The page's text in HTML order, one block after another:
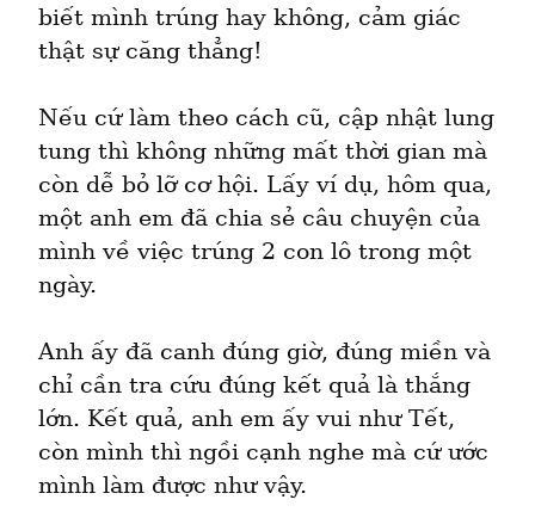
biết mình trúng hay không, cảm giác
thật sự căng thẳng!
Nếu cứ làm theo cách cũ, cập nhật lung
tung thì không những mất thời gian mà
còn dễ bỏ lỡ cơ hội. Lấy ví dụ, hôm qua,
một anh em đã chia sẻ câu chuyện của
mình về việc trúng 2 con lô trong một
ngày.
Anh ấy đã canh đúng giờ, đúng miền và
chỉ cần tra cứu đúng kết quả là thắng
lớn. Kết quả, anh em ấy vui như Tết,
còn mình thì ngồi cạnh nghe mà cứ ước
mình làm được như vậy.